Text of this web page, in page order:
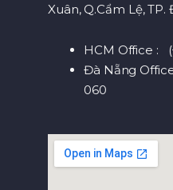
Xuân, Q.Cẩm Lệ, TP.
HCM Office :
Đà Nẵng
060